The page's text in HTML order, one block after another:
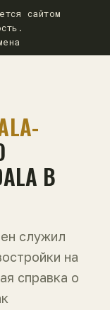
сайтом
В
служил
на
справка о